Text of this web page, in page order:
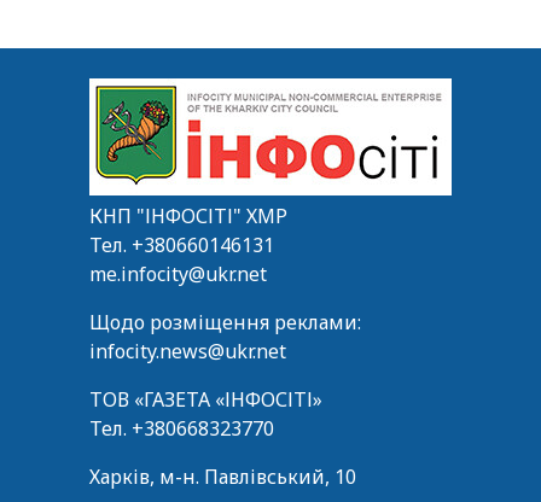
КНП "ІНФОСІТІ" ХМР
Тел. +380660146131
me.infocity@ukr.net
Щодо розміщення реклами:
infocity.news@ukr.net
ТОВ «ГАЗЕТА «ІНФОСІТІ»
Тел. +380668323770
Харків, м-н. Павлівський, 10